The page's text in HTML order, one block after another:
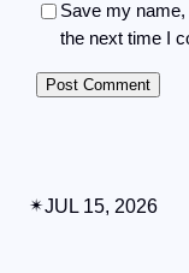
Save my
the next time I
✴︎JUL 15, 2026